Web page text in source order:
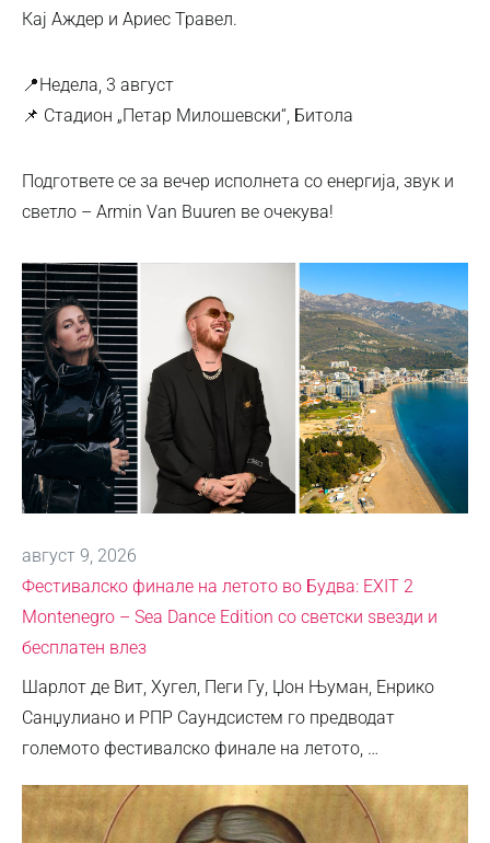
Кај Аждер и Ариес Травел.
📍Недела, 3 август
📌 Стадион „Петар Милошевски“, Битола
Подгответе се за вечер исполнета со енергија, звук и
светло – Armin Van Buuren ве очекува!
август 9, 2026
Фестивалско финале на летото во Будва: EXIT 2
Montenegro – Sea Dance Edition со светски ѕвезди и
бесплатен влез
Шарлот де Вит, Хугел, Пеги Гу, Џон Њуман, Енрико
Санџулиано и РПР Саундсистем го предводат
големото фестивалско финале на летото, …